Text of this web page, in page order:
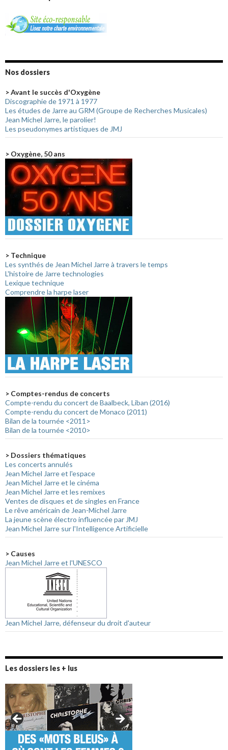
Nos dossiers
> Avant le succès d'Oxygène
Discographie de 1971 à 1977
Les études de Jarre au GRM (Groupe de Recherches Musicales)
Jean Michel Jarre, le parolier!
Les pseudonymes artistiques de JMJ
> Oxygène, 50 ans
> Technique
Les synthés de Jean Michel Jarre à travers le temps
L'histoire de Jarre technologies
Lexique technique
Comprendre la harpe laser
> Comptes-rendus de concerts
Compte-rendu du concert de Baalbeck, Liban (2016)
Compte-rendu du concert de Monaco (2011)
Bilan de la tournée <2011>
Bilan de la tournée <2010>
> Dossiers thématiques
Les concerts annulés
Jean Michel Jarre et l'espace
Jean Michel Jarre et le cinéma
Jean Michel Jarre et les remixes
Ventes de disques et de singles en France
Le rêve américain de Jean-Michel Jarre
La jeune scène électro influencée par JMJ
Jean Michel Jarre sur l'Intelligence Artificielle
> Causes
Jean Michel Jarre et l'UNESCO
Jean Michel Jarre, défenseur du droit d'auteur
Les dossiers les + lus